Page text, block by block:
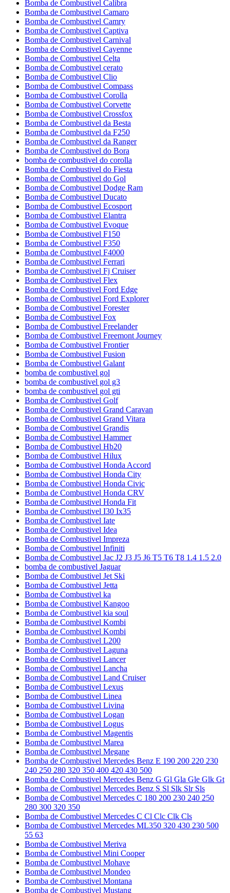
Bomba de Combustivel Calibra
Bomba de Combustivel Camaro
Bomba de Combustivel Camry
Bomba de Combustivel Captiva
Bomba de Combustivel Carnival
Bomba de Combustivel Cayenne
Bomba de Combustivel Celta
Bomba de Combustivel cerato
Bomba de Combustivel Clio
Bomba de Combustivel Compass
Bomba de Combustivel Corolla
Bomba de Combustivel Corvette
Bomba de Combustivel Crossfox
Bomba de Combustivel da Besta
Bomba de Combustivel da F250
Bomba de Combustivel da Ranger
Bomba de Combustivel do Bora
bomba de combustivel do corolla
Bomba de Combustivel do Fiesta
Bomba de Combustivel do Gol
Bomba de Combustivel Dodge Ram
Bomba de Combustivel Ducato
Bomba de Combustivel Ecosport
Bomba de Combustivel Elantra
Bomba de Combustivel Evoque
Bomba de Combustivel F150
Bomba de Combustivel F350
Bomba de Combustivel F4000
Bomba de Combustivel Ferrari
Bomba de Combustivel Fj Cruiser
Bomba de Combustivel Flex
Bomba de Combustivel Ford Edge
Bomba de Combustivel Ford Explorer
Bomba de Combustivel Forester
Bomba de Combustivel Fox
Bomba de Combustivel Freelander
Bomba de Combustivel Freemont Journey
Bomba de Combustivel Frontier
Bomba de Combustivel Fusion
Bomba de Combustivel Galant
bomba de combustivel gol
bomba de combustivel gol g3
bomba de combustivel gol gti
Bomba de Combustivel Golf
Bomba de Combustivel Grand Caravan
Bomba de Combustivel Grand Vitara
Bomba de Combustivel Grandis
Bomba de Combustivel Hammer
Bomba de Combustivel Hb20
Bomba de Combustivel Hilux
Bomba de Combustivel Honda Accord
Bomba de Combustivel Honda City
Bomba de Combustivel Honda Civic
Bomba de Combustivel Honda CRV
Bomba de Combustivel Honda Fit
Bomba de Combustivel I30 Ix35
Bomba de Combustivel Iate
Bomba de Combustivel Idea
Bomba de Combustivel Impreza
Bomba de Combustivel Infiniti
Bomba de Combustivel Jac J2 J3 J5 J6 T5 T6 T8 1.4 1.5 2.0
bomba de combustivel Jaguar
Bomba de Combustivel Jet Ski
Bomba de Combustivel Jetta
Bomba de Combustivel ka
Bomba de Combustivel Kangoo
Bomba de Combustivel kia soul
Bomba de Combustivel Kombi
Bomba de Combustivel Kombi
Bomba de Combustivel L200
Bomba de Combustivel Laguna
Bomba de Combustivel Lancer
Bomba de Combustivel Lancha
Bomba de Combustivel Land Cruiser
Bomba de Combustivel Lexus
Bomba de Combustivel Linea
Bomba de Combustivel Livina
Bomba de Combustivel Logan
Bomba de Combustivel Logus
Bomba de Combustivel Magentis
Bomba de Combustivel Marea
Bomba de Combustivel Megane
Bomba de Combustivel Mercedes Benz E 190 200 220 230
240 250 280 320 350 400 420 430 500
Bomba de Combustivel Mercedes Benz G Gl Gla Gle Glk Gt
Bomba de Combustivel Mercedes Benz S Sl Slk Slr Sls
Bomba de Combustivel Mercedes C 180 200 230 240 250
280 300 320 350
Bomba de Combustivel Mercedes C Cl Clc Clk Cls
Bomba de Combustivel Mercedes ML350 320 430 230 500
55 63
Bomba de Combustivel Meriva
Bomba de Combustivel Mini Cooper
Bomba de Combustivel Mohave
Bomba de Combustivel Mondeo
Bomba de Combustivel Montana
Bomba de Combustivel Mustang